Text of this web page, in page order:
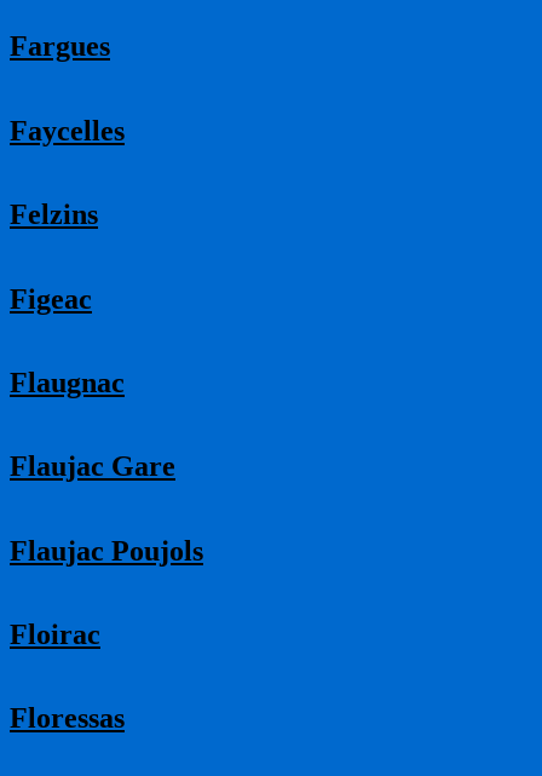
Fargues
Faycelles
Felzins
Figeac
Flaugnac
Flaujac Gare
Flaujac Poujols
Floirac
Floressas